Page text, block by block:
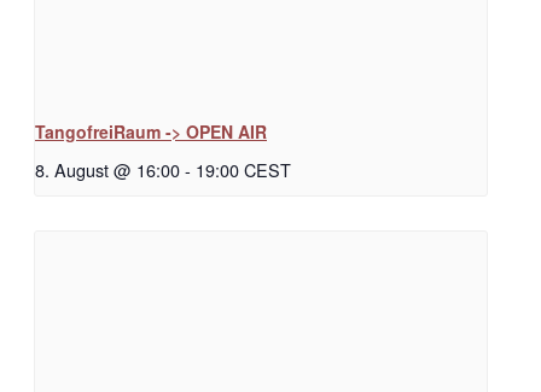
TangofreiRaum -> OPEN AIR
8. August @ 16:00- 19:00CEST